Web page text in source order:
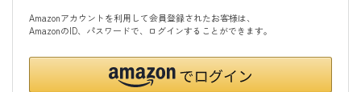
Amazonアカウントを利用して会員登録されたお客様は、
AmazonのID、パスワードで、ログインすることができます。